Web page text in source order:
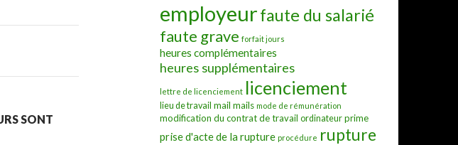
SONT
employeurfaute du salarié
faute grave forfait jours
heures complémentaires
heures supplémentaires
lettre de licenciement licenciement
lieu de travail mail mails mode de rémunération
modification du contrat de travail ordinateur prime
prise d'acte de la rupture procédure rupture